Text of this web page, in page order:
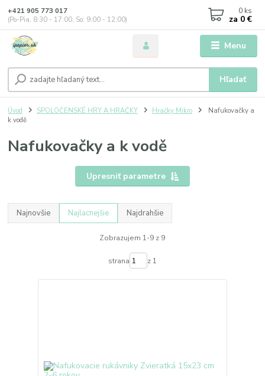
Menu
Hľadať
+421 905 773 017
(Po-Pia, 8:30 - 17:00, So: 9:00 - 12:00)
0 ks
za 0 €
Úvod SPOLOČENSKÉ HRY A HRAČKY Hračky Mikro
Nafukovačky a
k vodě
Nafukovačky a k vodě
Upresniť parametre
Najnovšie Najlacnejšie Najdrahšie
Zobrazujem 1-9 z 9
strana z 1